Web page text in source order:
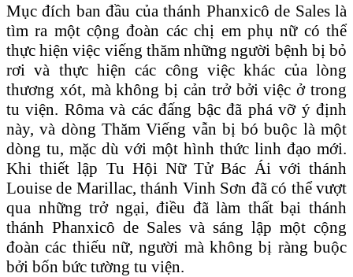
Mục đích ban đầu của thánh Phanxicô de Sales là
tìm ra một cộng đoàn các chị em phụ nữ có thể
thực hiện việc viếng thăm những người bệnh bị bỏ
rơi và thực hiện các công việc khác của lòng
thương xót, mà không bị cản trở bởi việc ở trong
tu viện. Rôma và các đấng bậc đã phá vỡ ý định
này, và dòng Thăm Viếng vẫn bị bó buộc là một
dòng tu, mặc dù với một hình thức linh đạo mới.
Khi thiết lập Tu Hội Nữ Tử Bác Ái với thánh
Louise de Marillac, thánh Vinh Sơn đã có thể vượt
qua những trở ngại, điều đã làm thất bại thánh
thánh Phanxicô de Sales và sáng lập một cộng
đoàn các thiếu nữ, người mà không bị ràng buộc
bởi bốn bức tường tu viện.